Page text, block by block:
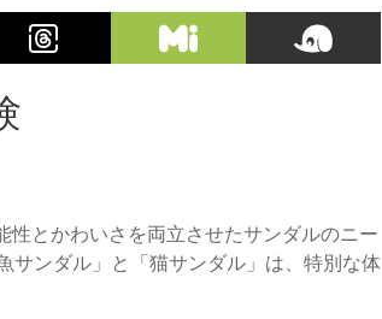
とかわいさを両立させたサンダルのニー
サンダル」と「猫サンダル」は、特別な体